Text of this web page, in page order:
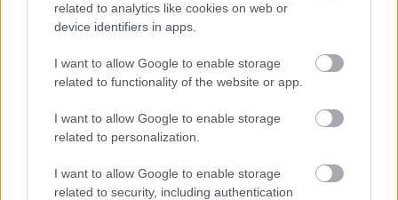
related to analytics like cookies on web or
device identifiers in apps.
I want to allow Google to enable storage
related to functionality of the website or app.
I want to allow Google to enable storage
related to personalization.
I want to allow Google to enable storage
related to security, including authentication
Jegyet váltani a színház Horea úti jegypénztárában
lehet, minden hétköznap 10 és 17 óra között, vagy
interneten a biletmaster.ro jegyértékesítő
rendszeren keresztül. További információkért a
0261-712106 telefonszámon vagy a
szervezes@harag.eue-mailcímen lehet érdeklődni.
Forrás: Harag György Társulat